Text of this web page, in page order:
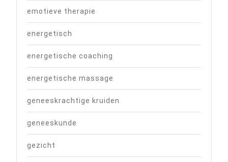
emotieve therapie
energetisch
energetische coaching
energetische massage
geneeskrachtige kruiden
geneeskunde
gezicht